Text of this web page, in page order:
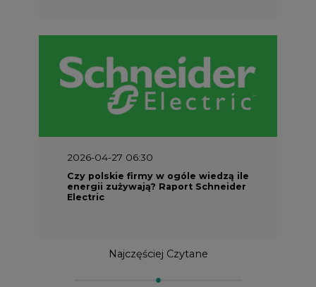
2026-04-27 06:30
Czy polskie firmy w ogóle wiedzą ile
energii zużywają? Raport Schneider
Electric
Najczęściej Czytane